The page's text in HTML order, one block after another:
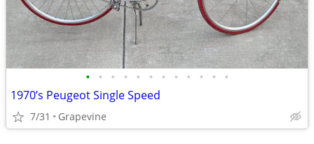
• • • • • • • • • • • •
1970’s Peugeot Single Speed
7/31 Grapevine